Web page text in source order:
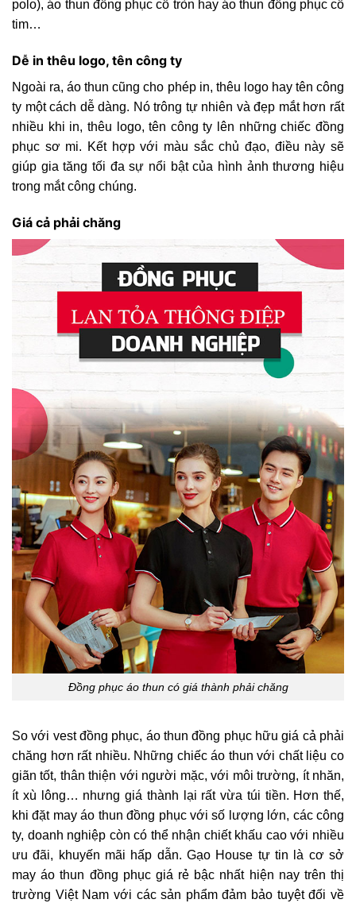
polo), áo thun đồng phục cổ tròn hay áo thun đồng phục cổ
tim…
Dễ in thêu logo, tên công ty
Ngoài ra, áo thun cũng cho phép in, thêu logo hay tên công
ty một cách dễ dàng. Nó trông tự nhiên và đẹp mắt hơn rất
nhiều khi in, thêu logo, tên công ty lên những chiếc đồng
phục sơ mi. Kết hợp với màu sắc chủ đạo, điều này sẽ
giúp gia tăng tối đa sự nổi bật của hình ảnh thương hiệu
trong mắt công chúng.
Giá cả phải chăng
Đồng phục áo thun có giá thành phải chăng
So với vest đồng phục, áo thun đồng phục hữu giá cả phải
chăng hơn rất nhiều. Những chiếc áo thun với chất liệu co
giãn tốt, thân thiện với người mặc, với môi trường, ít nhăn,
ít xù lông… nhưng giá thành lại rất vừa túi tiền. Hơn thế,
khi đặt may áo thun đồng phục với số lượng lớn, các công
ty, doanh nghiệp còn có thể nhận chiết khấu cao với nhiều
ưu đãi, khuyến mãi hấp dẫn. Gạo House tự tin là cơ sở
may áo thun đồng phục giá rẻ bậc nhất hiện nay trên thị
trường Việt Nam với các sản phẩm đảm bảo tuyệt đối về